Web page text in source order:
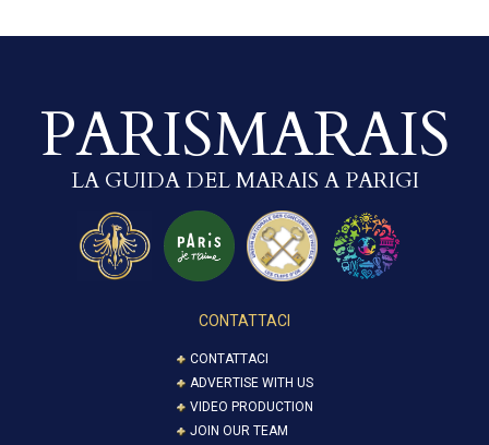
PARISMARAIS
LA GUIDA DEL MARAIS A PARIGI
CONTATTACI
CONTATTACI
ADVERTISE WITH US
VIDEO PRODUCTION
JOIN OUR TEAM